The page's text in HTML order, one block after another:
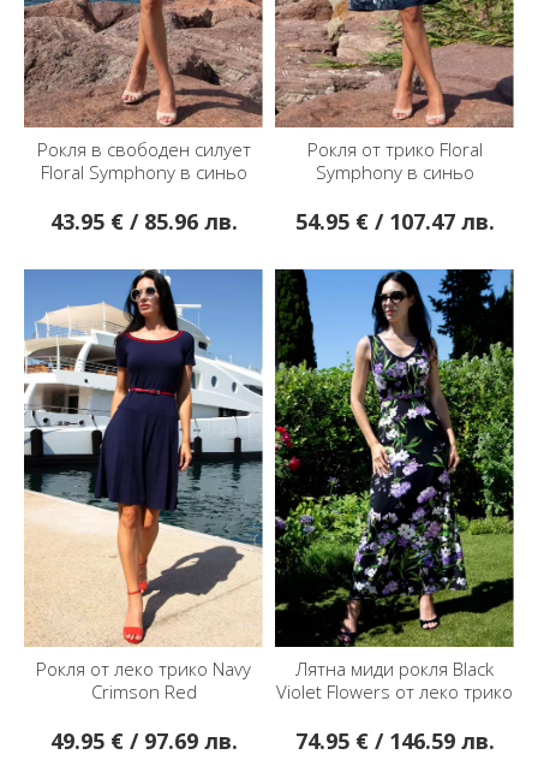
Рокля в свободен силует
Floral Symphony в синьо
43.95 € / 85.96 лв.
Рокля от трико Floral
Symphony в синьо
54.95 € / 107.47 лв.
Рокля от леко трико Navy
Crimson Red
49.95 € / 97.69 лв.
Лятна миди рокля Black
Violet Flowers от леко трико
74.95 € / 146.59 лв.